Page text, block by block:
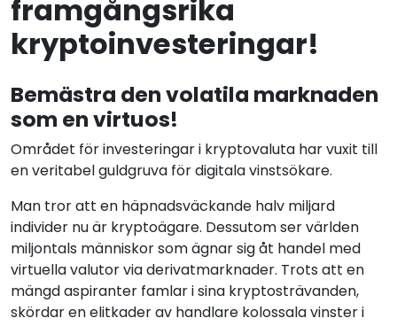
framgångsrika
kryptoinvesteringar!
Bemästra den volatila marknaden
som en virtuos!
Området för investeringar i kryptovaluta har vuxit till
en veritabel guldgruva för digitala vinstsökare.
Man tror att en häpnadsväckande halv miljard
individer nu är kryptoägare. Dessutom ser världen
miljontals människor som ägnar sig åt handel med
virtuella valutor via derivatmarknader. Trots att en
mängd aspiranter famlar i sina kryptosträvanden,
skördar en elitkader av handlare kolossala vinster i